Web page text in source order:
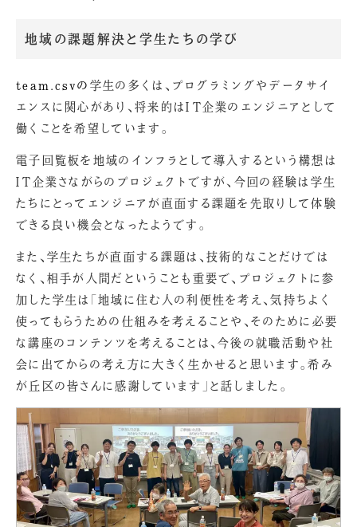
地域の課題解決と学生たちの学び
team.csvの 学生の多くは、プログラミングやデータサイ
エンスに関心があり、将来的はＩＴ企業のエンジニアとして
働くことを希望しています。
電子回覧板を地域のインフラとして導入するという構想は
ＩＴ企業さながらのプロジェクトですが、今回の経験は学生
たちにとってエンジニアが直面する課題を先取りして体験
できる良い機会となったようです。
また、学生たちが直面する課題は、技術的なことだけでは
なく、相手が人間だということも重要で、プロジェクトに参
加した学生は「地域に住む人の利便性を考え、気持ちよく
使ってもらうための仕組みを考えることや、そのために必要
な講座のコンテンツを考えることは、今後の就職活動や社
会に出てからの考え方に大きく生かせると思います。希み
が丘区の皆さんに感謝しています」と話しました。